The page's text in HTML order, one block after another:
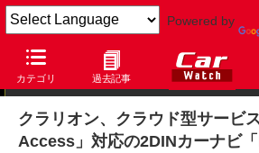
Powered by
カテゴリ 過去記事
ニュース
クラリオン、クラウド型サービ
Access」対応の2DINカーナビ「